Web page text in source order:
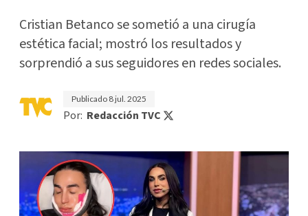
Cristian Betanco se sometió a una cirugía
estética facial; mostró los resultados y
sorprendió a sus seguidores en redes sociales.
Publicado 8 jul. 2025
Por: Redacción TVC